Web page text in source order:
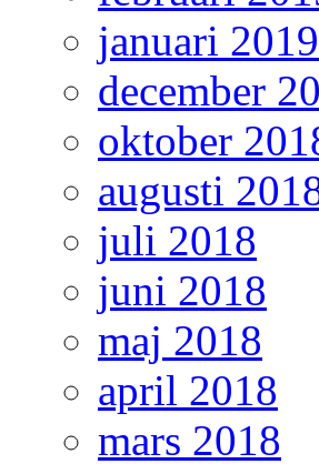
januari 2019
december
oktober
augusti
juli 2018
juni 2018
maj 2018
april 2018
mars 2018